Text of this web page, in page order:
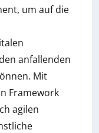
um auf die
anfallenden
Mit
Framework
agilen